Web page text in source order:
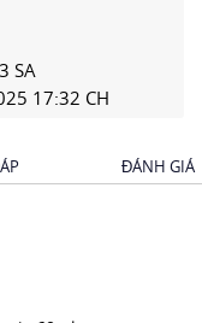
SA
17:32 CH
ĐÁNH GIÁ